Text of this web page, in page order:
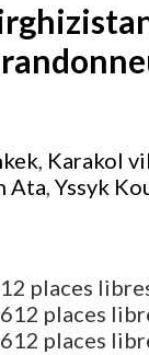
, Karakol
Ata, Yssyk
12 places
12 places
12 places